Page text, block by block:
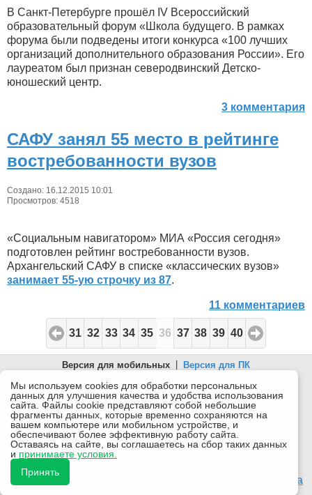
В Санкт-Петербурге прошёл IV Всероссийский
образовательный форум «Школа будущего. В рамках
форума были подведены итоги конкурса «100 лучших
организаций дополнительного образования России». Его
лауреатом был признан северодвинский Детско-
юношеский центр.
3 комментария
САФУ занял 55 место в рейтинге
востребованности вузов
Создано: 16.12.2015 10:01
Просмотров: 4518
«Социальным навигатором» МИА «Россия сегодня»
подготовлен рейтинг востребованности вузов.
Архангельский САФУ в списке «классических вузов»
занимает 55-ую строчку из 87.
11 комментариев
31 32 33 34 35 36 37 38 39 40
Версия для мобильных
Версия для ПК
© 2026 Беломорканал Северодвинск tv29.ru
Joomla!is Free Software released under the GNU General Public
License.
Mobile version byMobile Joomla!
Desktop Version
СИ "Информационное агентство "Беломорканал" регистрационный номер ЭЛ № ФС77-77001 от
массовых коммуникаций (Роскомнадзор). Учредитель: ООО "ТВ29". Главный редактор: Рудалев А.Г.
Беломорканал - новостной сайт Архангельской области: новости Северодвинска, новости поморья,
Все права на материалы, опубликованные на сайте, защищены в соответствии с российским и
Мы используем cookies для обработки персональных
данных для улучшения качества и удобства использования
сайта. Файлы cookie представляют собой небольшие
фрагменты данных, которые временно сохраняются на
вашем компьютере или мобильном устройстве, и
обеспечивают более эффективную работу сайта.
Оставаясь на сайте, вы соглашаетесь на сбор таких данных
и принимаете условия.
Принять